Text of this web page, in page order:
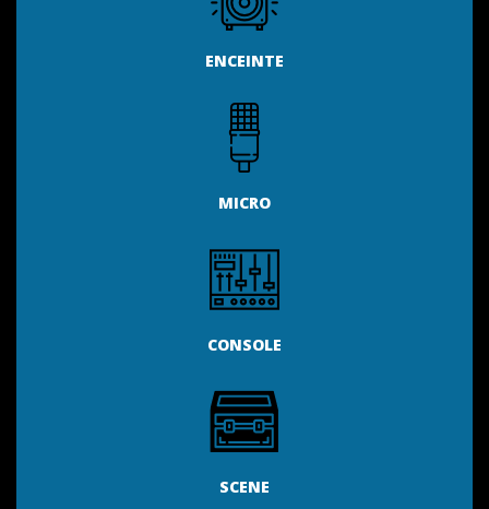
ENCEINTE
MICRO
CONSOLE
SCENE